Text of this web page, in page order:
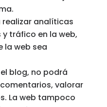
realizar analíticas
tráfico en la web,
la web sea
blog, no podrá
valorar
La web tampoco